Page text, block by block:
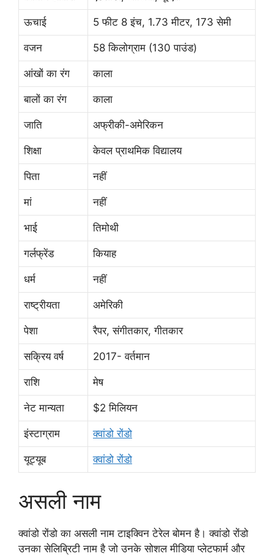
ऊचाई 5 फीट 8 इंच, 1.73 मीटर, 173 सेमी
वजन 58 किलोग्राम (130 पाउंड)
आंखों का रंग काला
बालों का रंग काला
जाति अफ्रीकी-अमेरिकन
शिक्षा केवल प्राथमिक विद्यालय
पिता नहीं
मां नहीं
भाई तिमोथी
गर्लफ्रेंड कियाह
धर्म नहीं
राष्ट्रीयता अमेरिकी
पेशा रैपर, संगीतकार, गीतकार
सक्रिय वर्ष 2017- वर्तमान
राशि मेष
नेट मान्यता $2 मिलियन
इंस्टाग्राम क्वांडो रोंडो
यूट्यूब क्वांडो रोंडो
असली नाम
क्वांडो रोंडो का असली नाम टाइक्विन टेरेल बोमन है। क्वांडो रोंडो
उनका सेलिब्रिटी नाम है जो उनके सोशल मीडिया प्लेटफार्म और